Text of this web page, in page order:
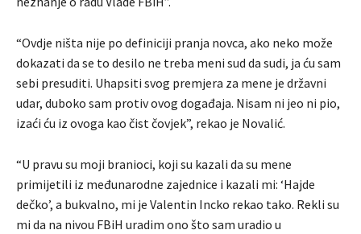
“Ovdje ništa nije po definiciji pranja novca, ako neko može
dokazati da se to desilo ne treba meni sud da sudi, ja ću sam
sebi presuditi. Uhapsiti svog premjera za mene je državni
udar, duboko sam protiv ovog događaja. Nisam ni jeo ni pio,
izaći ću iz ovoga kao čist čovjek”, rekao je Novalić.
“U pravu su moji branioci, koji su kazali da su mene
primijetili iz međunarodne zajednice i kazali mi: ‘Hajde
dečko’, a bukvalno, mi je Valentin Incko rekao tako. Rekli su
mi da na nivou FBiH uradim ono što sam uradio u